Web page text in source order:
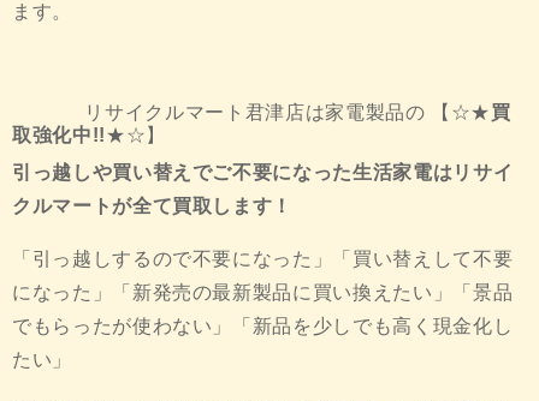
ます。
リサイクルマート君津店は家電製品の 【☆★買
取強化中!!★☆】
引っ越しや買い替えでご不要になった生活家電はリサイ
クルマートが全て買取します！
「引っ越しするので不要になった」「買い替えして不要
になった」「新発売の最新製品に買い換えたい」「景品
でもらったが使わない」「新品を少しでも高く現金化し
たい」